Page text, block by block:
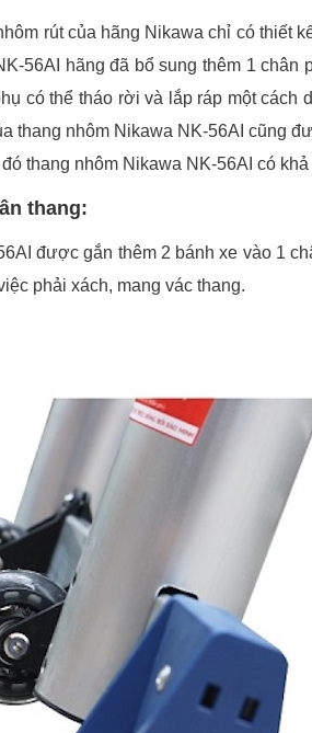
rút của hãng Nikawa chỉ có thiết
56AI hãng đã bổ sung thêm 1
có thể tháo rời và lắp ráp một
thang nhôm Nikawa NK-56AI cũng
thang nhôm Nikawa NK-56AI có
thang:
được gắn thêm 2 bánh xe vào 1
phải xách, mang vác thang.